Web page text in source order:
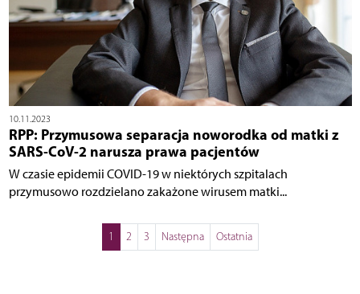
10.11.2023
RPP: Przymusowa separacja noworodka od matki z
SARS-CoV-2 narusza prawa pacjentów
W czasie epidemii COVID-19 w niektórych szpitalach
przymusowo rozdzielano zakażone wirusem matki...
1 2 3 Następna Ostatnia